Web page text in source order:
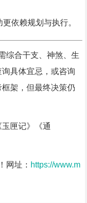
依赖规划与执行。
综合干支、神煞、生
具体宜忌，或咨询
架，但最终决策仍
匣记》《通
网址： https://www.m